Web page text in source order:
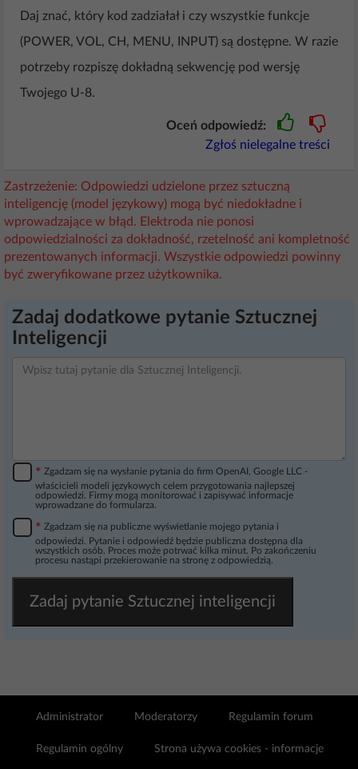
Daj znać, który kod zadziałał i czy wszystkie funkcje
(POWER, VOL, CH, MENU, INPUT) są dostępne. W razie
potrzeby rozpiszę dokładną sekwencję pod wersję
Twojego U‑8.
Oceń odpowiedź:
Zgłoś nielegalne treści
Zastrzeżenie: Odpowiedzi udzielone przez sztuczną
inteligencję (model językowy) mogą być niedokładne i
wprowadzające w błąd. Elektroda nie ponosi
odpowiedzialności za dokładność, rzetelność ani kompletność
prezentowanych informacji. Wszystkie odpowiedzi powinny
być zweryfikowane przez użytkownika.
Zadaj dodatkowe pytanie Sztucznej
Inteligencji
* Zgadzam się na wysłanie pytania do firm OpenAI, Google LLC -
właścicieli modeli językowych celem przygotowania najlepszej
odpowiedzi. Firmy mogą monitorować i zapisywać informacje
wprowadzane do formularza.
* Zgadzam się na publiczne wyświetlanie mojego pytania i
odpowiedzi. Pytanie i odpowiedź będzie publiczna dostępna dla
wszystkich osób. Proces może potrwać kilka minut. Po zakończeniu
procesu nastąpi przekierowanie na stronę z odpowiedzią.
Zadaj pytanie Sztucznej inteligencji
Administrator Moderatorzy Regulamin forum
Regulamin ogólny Strona używa cookies - informacje